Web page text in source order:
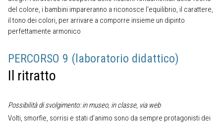
del colore, i bambini impareranno a riconosce l’equilibrio, il carattere,
il tono dei colori, per arrivare a comporre insieme un dipinto
perfettamente armonico
PERCORSO 9 (laboratorio didattico)
Il ritratto
Possibilità di svolgimento: in museo, in classe, via web
Volti, smorfie, sorrisi e stati d’animo sono da sempre protagonisti dei